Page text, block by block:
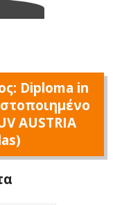
Diploma in
AUSTRIA